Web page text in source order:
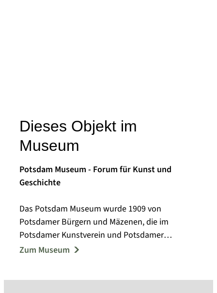
Dieses Objekt im
Museum
Potsdam Museum - Forum für Kunst und
Geschichte
Das Potsdam Museum wurde 1909 von
Potsdamer Bürgern und Mäzenen, die im
Potsdamer Kunstverein und Potsdamer
Museumsverein aktiv waren, als Städtisches
Zum Museum